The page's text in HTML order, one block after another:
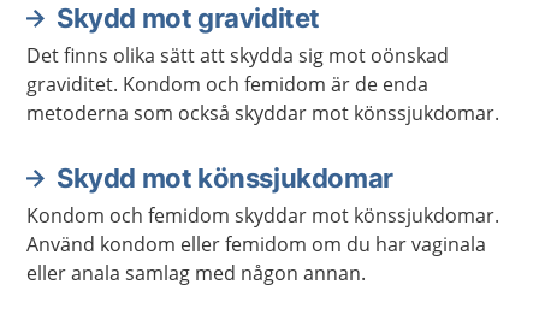
Skydd mot graviditet
Det finns olika sätt att skydda sig mot oönskad
graviditet. Kondom och femidom är de enda
metoderna som också skyddar mot könssjukdomar.
Skydd mot könssjukdomar
Kondom och femidom skyddar mot könssjukdomar.
Använd kondom eller femidom om du har vaginala
eller anala samlag med någon annan.